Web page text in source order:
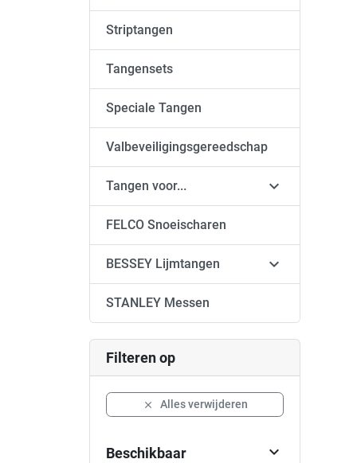
Striptangen
Tangensets
Speciale Tangen
Valbeveiligingsgereedschap
Tangen voor... 
FELCO Snoeischaren
BESSEY Lijmtangen 
STANLEY Messen
Filteren op
 Alles verwijderen
Beschikbaar 